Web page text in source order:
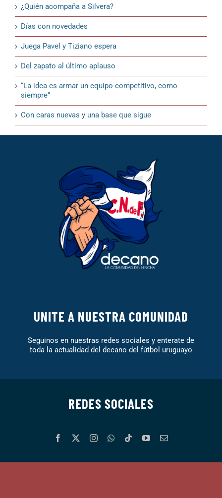
¿Quién acompaña a Silvera?
Días con novedades
Juega Pavel y Tiziano espera
Del zapato al último aplauso
“La idea es armar un equipo competitivo, como
siempre”
Con caras nuevas y una base que sigue
UNITE A NUESTRA COMUNIDAD
Seguinos en nuestras redes sociales y enterate de
toda la actualidad del decano del fútbol uruguayo
REDES SOCIALES